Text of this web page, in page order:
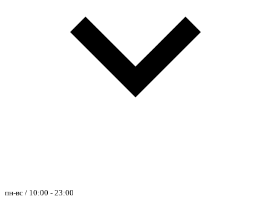
пн-вс / 10:00 - 23:00